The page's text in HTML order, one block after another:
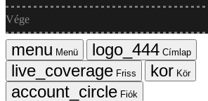
Vége
Menü
Címlap
Friss
Kör
Fiók